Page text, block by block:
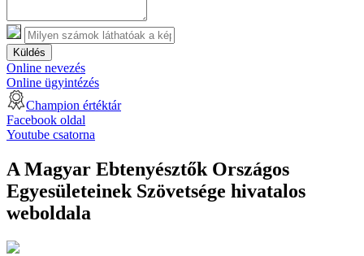
Küldés
Online nevezés
Online ügyintézés
Champion értéktár
Facebook oldal
Youtube csatorna
A Magyar Ebtenyésztők Országos
Egyesületeinek Szövetsége hivatalos
weboldala